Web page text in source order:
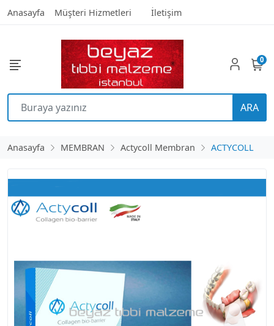
Anasayfa Müşteri Hizmetleri İletişim
ARA
0
Anasayfa MEMBRAN Actycoll Membran ACTYCOLL